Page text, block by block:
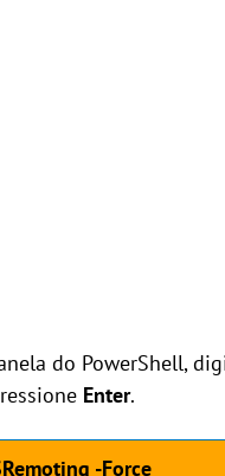
do PowerShell,
Enter.
-Force